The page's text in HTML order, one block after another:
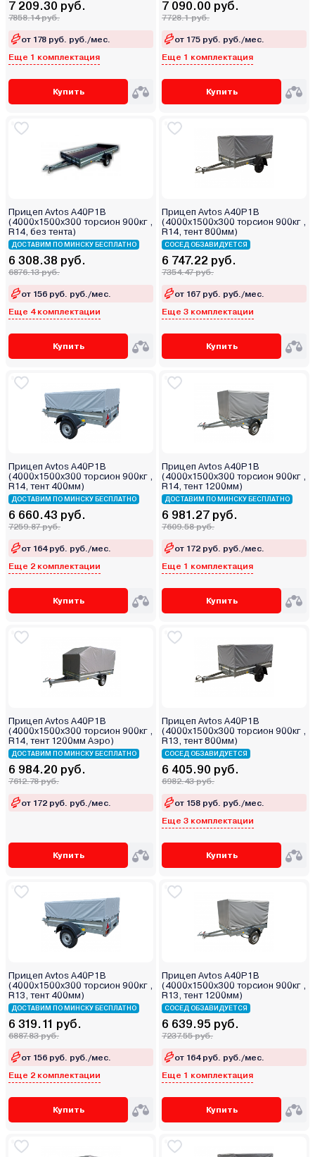
7 209.30 руб.
7858.14 руб.
от 178 руб. руб./мес.
Еще 1 комплектация
Купить
7 090.00 руб.
7728.1 руб.
от 175 руб. руб./мес.
Еще 1 комплектация
Купить
Прицеп Avtos A40P1B
(4000х1500х300 торсион 900кг ,
R14, без тента)
ДОСТАВИМ ПО МИНСКУ БЕСПЛАТНО
6 308.38 руб.
6876.13 руб.
от 156 руб. руб./мес.
Еще 4 комплектации
Купить
Прицеп Avtos A40P1B
(4000х1500х300 торсион 900кг ,
R14, тент 800мм)
СОСЕД ОБЗАВИДУЕТСЯ
6 747.22 руб.
7354.47 руб.
от 167 руб. руб./мес.
Еще 3 комплектации
Купить
Прицеп Avtos A40P1B
(4000х1500х300 торсион 900кг ,
R14, тент 400мм)
ДОСТАВИМ ПО МИНСКУ БЕСПЛАТНО
6 660.43 руб.
7259.87 руб.
от 164 руб. руб./мес.
Еще 2 комплектации
Купить
Прицеп Avtos A40P1B
(4000х1500х300 торсион 900кг ,
R14, тент 1200мм)
ДОСТАВИМ ПО МИНСКУ БЕСПЛАТНО
6 981.27 руб.
7609.58 руб.
от 172 руб. руб./мес.
Еще 1 комплектация
Купить
Прицеп Avtos A40P1B
(4000х1500х300 торсион 900кг ,
R14, тент 1200мм Аэро)
ДОСТАВИМ ПО МИНСКУ БЕСПЛАТНО
6 984.20 руб.
7612.78 руб.
от 172 руб. руб./мес.
Купить
Прицеп Avtos A40P1B
(4000х1500х300 торсион 900кг ,
R13, тент 800мм)
СОСЕД ОБЗАВИДУЕТСЯ
6 405.90 руб.
6982.43 руб.
от 158 руб. руб./мес.
Еще 3 комплектации
Купить
Прицеп Avtos A40P1B
(4000х1500х300 торсион 900кг ,
R13, тент 400мм)
ДОСТАВИМ ПО МИНСКУ БЕСПЛАТНО
6 319.11 руб.
6887.83 руб.
от 156 руб. руб./мес.
Еще 2 комплектации
Купить
Прицеп Avtos A40P1B
(4000х1500х300 торсион 900кг ,
R13, тент 1200мм)
СОСЕД ОБЗАВИДУЕТСЯ
6 639.95 руб.
7237.55 руб.
от 164 руб. руб./мес.
Еще 1 комплектация
Купить